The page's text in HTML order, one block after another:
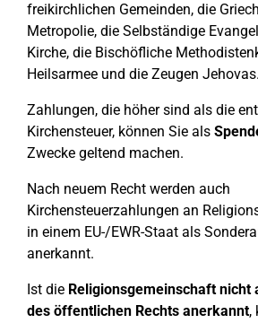
freikirchlichen Gemeinden, die
Metropolie, die Selbständige
Kirche, die Bischöfliche
Heilsarmee und die Zeugen Jehovas.
Zahlungen, die höher sind als die
Kirchensteuer, können Sie als
Zwecke geltend machen.
Nach neuem Recht werden auch
Kirchensteuerzahlungen an
in einem EU-/EWR-Staat als
anerkannt.
Ist die Religionsgemeinschaft nicht
des öffentlichen Rechts anerkannt,